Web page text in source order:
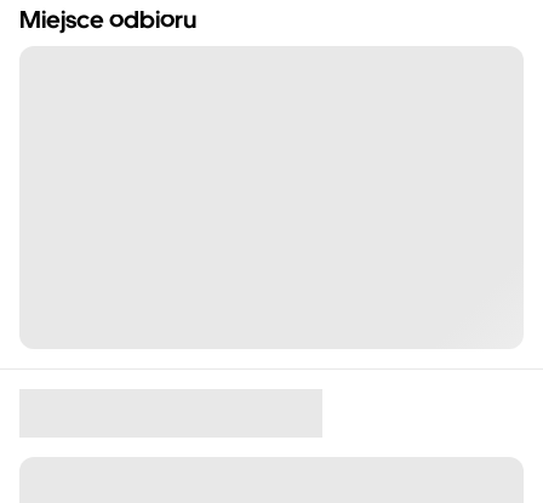
Miejsce odbioru